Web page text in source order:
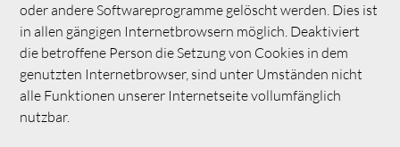
oder andere Softwareprogramme gelöscht werden. Dies ist
in allen gängigen Internetbrowsern möglich. Deaktiviert
die betroffene Person die Setzung von Cookies in dem
genutzten Internetbrowser, sind unter Umständen nicht
alle Funktionen unserer Internetseite vollumfänglich
nutzbar.